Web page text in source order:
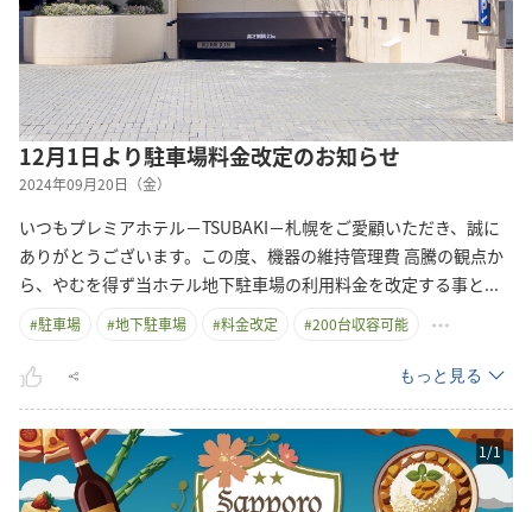
12月1日より駐車場料金改定のお知らせ
2024年09月20日（金）
いつもプレミアホテル－TSUBAKI－札幌をご愛顧いただき、誠に
ありがとうございます。この度、機器の維持管理費 高騰の観点か
ら、やむを得ず当ホテル地下駐車場の利用料金を改定する事と...
#駐車場 #地下駐車場 #料金改定 #200台収容可能
もっと見る
1/1